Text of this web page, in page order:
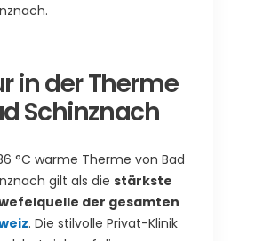
in der Therme
Schinznach
°C warme Therme von Bad
gilt als die stärkste
der gesamten
. Die stilvolle Privat-Klinik